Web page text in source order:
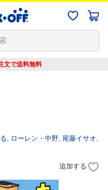
文で送料無料
ローレン・中野 尾藤イサオ
追加する